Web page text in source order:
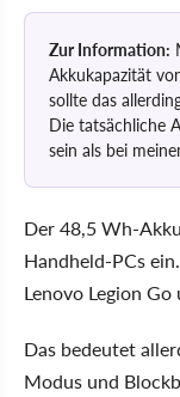
Zur Information:
Akkukapazität
sollte das
Die tatsächliche
sein als bei
Der 48,5 Wh-
Handheld-PCs
Lenovo Legion
Das bedeutet
Modus und